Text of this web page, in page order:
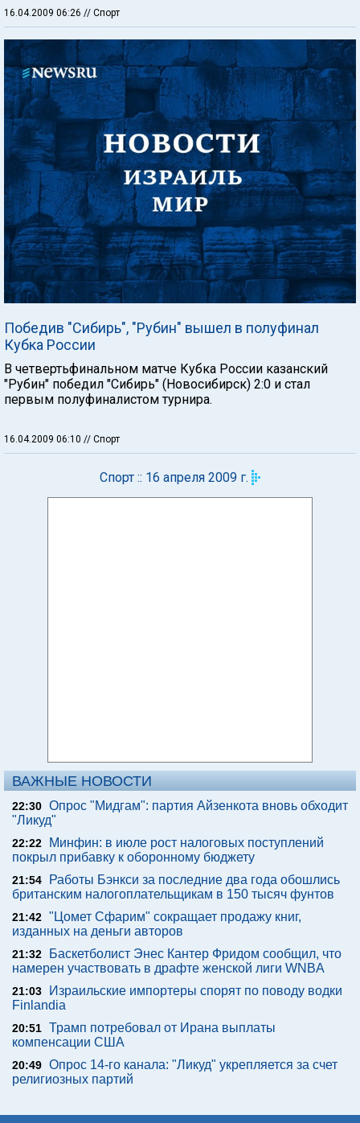
16.04.2009 06:26 // Спорт
Победив "Сибирь", "Рубин" вышел в полуфинал
Кубка России
В четвертьфинальном матче Кубка России казанский
"Рубин" победил "Сибирь" (Новосибирск) 2:0 и стал
первым полуфиналистом турнира.
16.04.2009 06:10 // Спорт
Спорт :: 16 апреля 2009 г.
ВАЖНЫЕ НОВОСТИ
22:30 Опрос "Мидгам": партия Айзенкота вновь обходит
"Ликуд"
22:22
Минфин: в июле рост налоговых поступлений
покрыл прибавку к оборонному бюджету
21:54
Работы Бэнкси за последние два года обошлись
британским налогоплательщикам в 150 тысяч фунтов
21:42 "Цомет Сфарим" сокращает продажу книг,
изданных на деньги авторов
21:32
Баскетболист Энес Кантер Фридом сообщил, что
намерен участвовать в драфте женской лиги WNBA
21:03
Израильские импортеры спорят по поводу водки
Finlandia
20:51 Трамп потребовал от Ирана выплаты
компенсации США
20:49 Опрос 14-го канала: "Ликуд" укрепляется за счет
религиозных партий